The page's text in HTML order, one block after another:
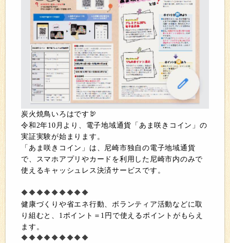
炭火焼鳥いろはです🦃
令和2年10月より、電子地域通貨「あま咲きコイン」の
実証実験が始まります。
「あま咲きコイン」は、尼崎市独自の電子地域通貨
で、スマホアプリやカードを利用した尼崎市内のみで
使えるキャッシュレス決済サービスです。
🔶🔶🔶🔶🔶🔶🔶🔶🔶
健康づくりや省エネ行動、ボランティア活動などに取
り組むと、1ポイント＝1円で使えるポイントがもらえ
ます。
🔶🔶🔶🔶🔶🔶🔶🔶🔶